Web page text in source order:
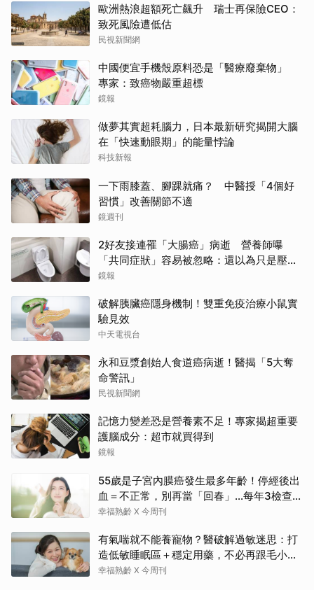
歐洲熱浪超額死亡飆升 瑞士再保險CEO：
致死風險遭低估
民視新聞網
中國便宜手機殼原料恐是「醫療廢棄物」
專家：致癌物嚴重超標
鏡報
做夢其實超耗腦力，日本最新研究揭開大腦
在「快速動眼期」的能量悖論
科技新報
一下雨膝蓋、腳踝就痛？ 中醫授「4個好
習慣」改善關節不適
鏡週刊
2好友接連罹「大腸癌」病逝 營養師曝
「共同症狀」容易被忽略：還以為只是壓力
大
鏡報
破解胰臟癌隱身機制！雙重免疫治療小鼠實
驗見效
中天電視台
永和豆漿創始人食道癌病逝！醫揭「5大奪
命警訊」
民視新聞網
記憶力變差恐是營養素不足！專家揭超重要
護腦成分：超市就買得到
鏡報
55歲是子宮內膜癌發生最多年齡！停經後出
血＝不正常，別再當「回春」…每年3檢查保
命：早期治癒率達9成5
幸福熟齡 X 今周刊
有氣喘就不能養寵物？醫破解過敏迷思：打
造低敏睡眠區＋穩定用藥，不必再跟毛小孩
分離
幸福熟齡 X 今周刊